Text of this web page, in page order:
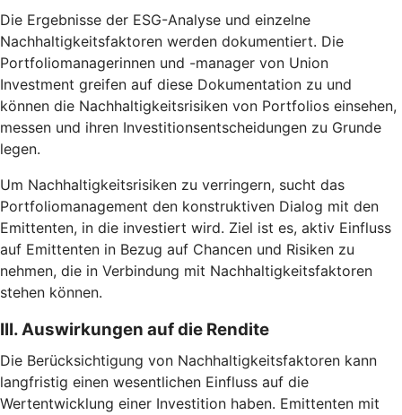
Die Ergebnisse der ESG-Analyse und einzelne
Nachhaltigkeitsfaktoren werden dokumentiert. Die
Portfoliomanagerinnen und -manager von Union
Investment greifen auf diese Dokumentation zu und
können die Nachhaltigkeitsrisiken von Portfolios einsehen,
messen und ihren Investitionsentscheidungen zu Grunde
legen.
Um Nachhaltigkeitsrisiken zu verringern, sucht das
Portfoliomanagement den konstruktiven Dialog mit den
Emittenten, in die investiert wird. Ziel ist es, aktiv Einfluss
auf Emittenten in Bezug auf Chancen und Risiken zu
nehmen, die in Verbindung mit Nachhaltigkeitsfaktoren
stehen können.
III. Auswirkungen auf die Rendite
Die Berücksichtigung von Nachhaltigkeitsfaktoren kann
langfristig einen wesentlichen Einfluss auf die
Wertentwicklung einer Investition haben. Emittenten mit